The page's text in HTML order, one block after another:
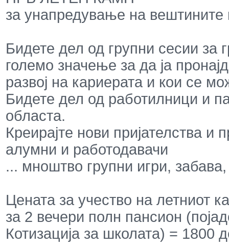
за унапредување на
Бидете дел од групни сесии за
големо значење за да ја
развој на кариерата и кои се
Бидете дел од работилници и
областа.
Креирајте нови пријателства
алумни и работодавачи
... мноштво групни игри,
Цената за учество на летниот
за 2 вечери полн пансион
Котизација за школата) = 1800